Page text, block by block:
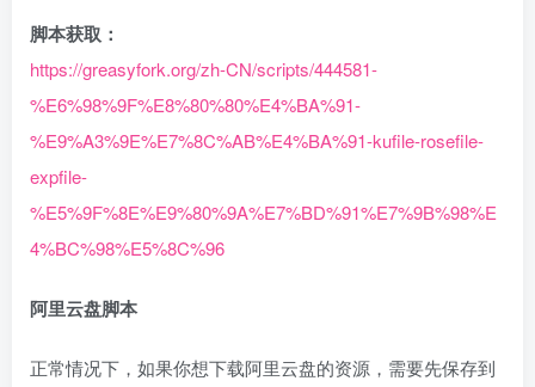
脚本获取：
https://greasyfork.org/zh-CN/scripts/444581-
%E6%98%9F%E8%80%80%E4%BA%91-
%E9%A3%9E%E7%8C%AB%E4%BA%91-kufile-rosefile-
expfile-
%E5%9F%8E%E9%80%9A%E7%BD%91%E7%9B%98%E
4%BC%98%E5%8C%96
阿里云盘脚本
正常情况下，如果你想下载阿里云盘的资源，需要先保存到